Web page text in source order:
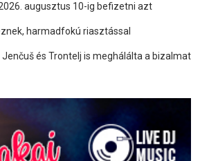
augusztus 10-ig befizetni azt
harmadfokú riasztással
Jenčuš és Trontelj is meghálálta a bizalmat